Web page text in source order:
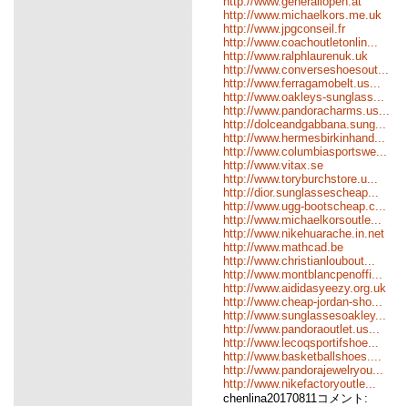
http://www.michaelkors.me.uk
http://www.jpgconseil.fr
http://www.coachoutletonlin...
http://www.ralphlaurenuk.uk
http://www.converseshoesout...
http://www.ferragamobelt.us...
http://www.oakleys-sunglass...
http://www.pandoracharms.us...
http://dolceandgabbana.sung...
http://www.hermesbirkinhand...
http://www.columbiasportswe...
http://www.vitax.se
http://www.toryburchstore.u...
http://dior.sunglassescheap...
http://www.ugg-bootscheap.c...
http://www.michaelkorsoutle...
http://www.nikehuarache.in.net
http://www.mathcad.be
http://www.christianloubout...
http://www.montblancpenoffi...
http://www.aididasyeezy.org.uk
http://www.cheap-jordan-sho...
http://www.sunglassesoakley...
http://www.pandoraoutlet.us...
http://www.lecoqsportifshoe...
http://www.basketballshoes....
http://www.pandorajewelryou...
http://www.nikefactoryoutle...
chenlina20170811コメント: